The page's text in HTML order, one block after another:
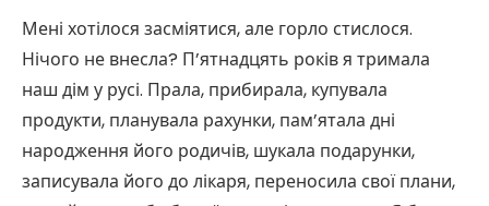
Мені хотілося засміятися, але горло стислося.
Нічого не внесла? П’ятнадцять років я тримала
наш дім у русі. Прала, прибирала, купувала
продукти, планувала рахунки, пам’ятала дні
народження його родичів, шукала подарунки,
записувала його до лікаря, переносила свої плани,